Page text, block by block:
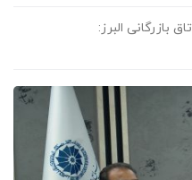
البرز: